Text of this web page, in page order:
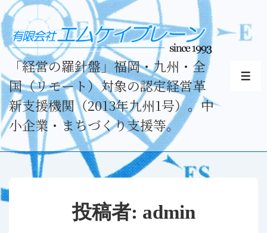
メ
イ
コ
テ
ン
ツ
キ
「経営の羅針盤」福岡・九州・全
国（リモート）対象の認定経営革
新支援機関（2013年九州1号）。中
小企業・まちづくり支援等。
メ
投稿者: admin